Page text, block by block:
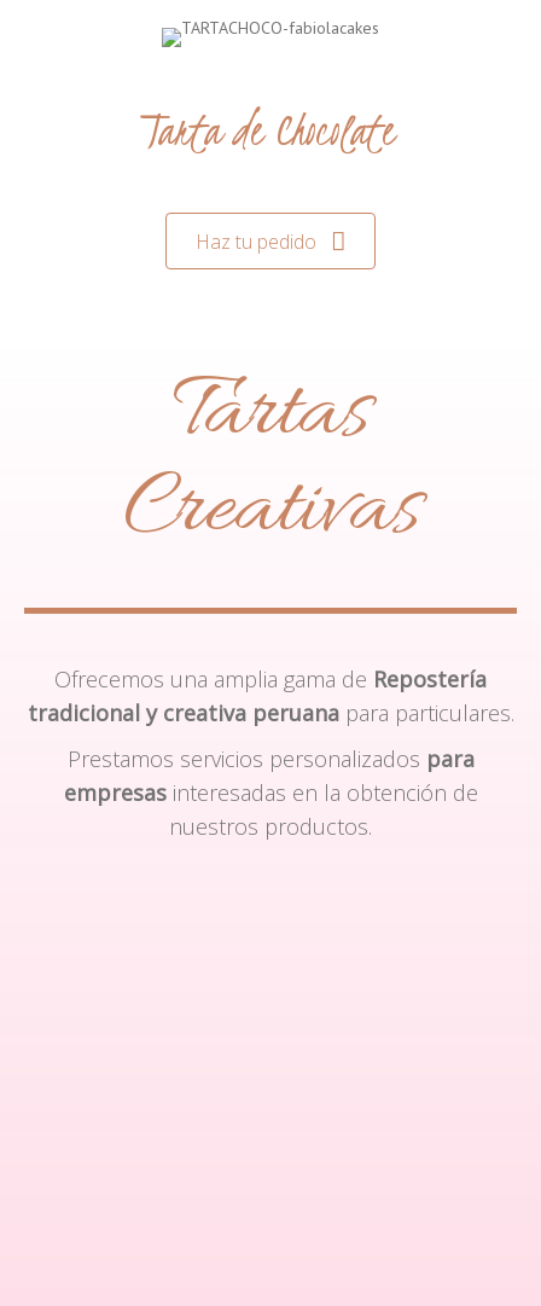
Tarta de Chocolate
Haz tu pedido
Tartas
Creativas
Ofrecemos una amplia gama de Repostería
tradicional y creativa peruanapara particulares.
Prestamos servicios personalizados para
empresasinteresadas en la obtención de
nuestros productos.